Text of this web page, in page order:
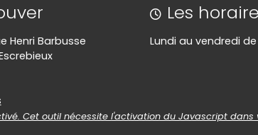
Henri Barbusse
Les
Lundi au vendredi de
Cet outil nécessite l'activation du Javascript dans